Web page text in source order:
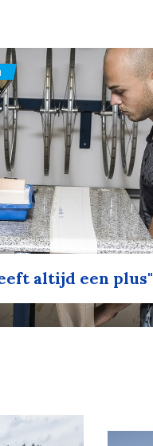
altijd een plus"
BMX Race